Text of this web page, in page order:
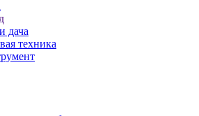
дача
техника